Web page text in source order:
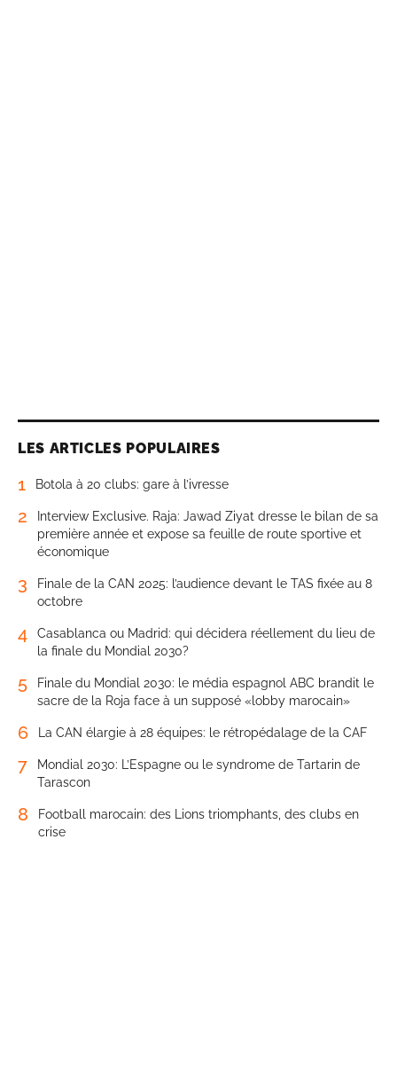
LES ARTICLES POPULAIRES
1 Botola à 20 clubs: gare à l’ivresse
2
Interview Exclusive. Raja: Jawad Ziyat dresse le bilan de sa
première année et expose sa feuille de route sportive et
économique
3
Finale de la CAN 2025: l’audience devant le TAS fixée au 8
octobre
4
Casablanca ou Madrid: qui décidera réellement du lieu de
la finale du Mondial 2030?
5
Finale du Mondial 2030: le média espagnol ABC brandit le
sacre de la Roja face à un supposé «lobby marocain»
6 La CAN élargie à 28 équipes: le rétropédalage de la CAF
7
Mondial 2030: L’Espagne ou le syndrome de Tartarin de
Tarascon
8
Football marocain: des Lions triomphants, des clubs en
crise